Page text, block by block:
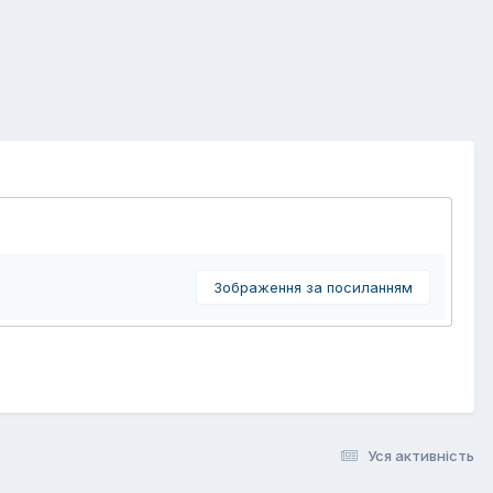
Зображення за посиланням
Уся активність